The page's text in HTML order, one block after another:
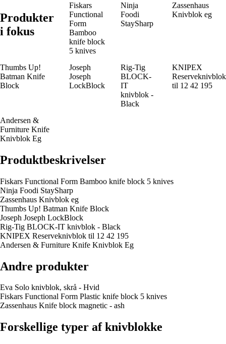
Produkter
i fokus
Fiskars
Functional
Form
Bamboo
knife block
5 knives
Ninja
Foodi
StaySharp
Zassenhaus
Knivblok eg
Thumbs Up!
Batman Knife
Block
Joseph
Joseph
LockBlock
Rig-Tig
BLOCK-
IT
knivblok -
Black
KNIPEX
Reserveknivblok
til 12 42 195
Andersen &
Furniture Knife
Knivblok Eg
Produktbeskrivelser
Fiskars Functional Form Bamboo knife block 5 knives
Ninja Foodi StaySharp
Zassenhaus Knivblok eg
Thumbs Up! Batman Knife Block
Joseph Joseph LockBlock
Rig-Tig BLOCK-IT knivblok - Black
KNIPEX Reserveknivblok til 12 42 195
Andersen & Furniture Knife Knivblok Eg
Andre produkter
Eva Solo knivblok, skrå - Hvid
Fiskars Functional Form Plastic knife block 5 knives
Zassenhaus Knife block magnetic - ash
Forskellige typer af knivblokke